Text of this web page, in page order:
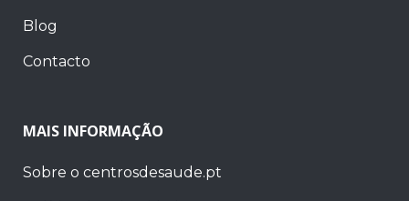
Blog
Contacto
MAIS INFORMAÇÃO
Sobre o centrosdesaude.pt